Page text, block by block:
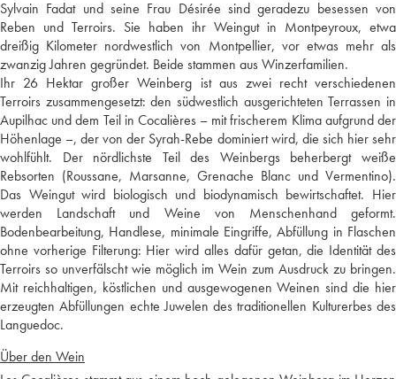
Sylvain Fadat und seine Frau Désirée sind geradezu besessen von
Reben und Terroirs. Sie haben ihr Weingut in Montpeyroux, etwa
dreißig Kilometer nordwestlich von Montpellier, vor etwas mehr als
zwanzig Jahren gegründet. Beide stammen aus Winzerfamilien.
Ihr 26 Hektar großer Weinberg ist aus zwei recht verschiedenen
Terroirs zusammengesetzt: den südwestlich ausgerichteten Terrassen in
Aupilhac und dem Teil in Cocalières – mit frischerem Klima aufgrund der
Höhenlage –, der von der Syrah-Rebe dominiert wird, die sich hier sehr
wohlfühlt. Der nördlichste Teil des Weinbergs beherbergt weiße
Rebsorten (Roussane, Marsanne, Grenache Blanc und Vermentino).
Das Weingut wird biologisch und biodynamisch bewirtschaftet. Hier
werden Landschaft und Weine von Menschenhand geformt.
Bodenbearbeitung, Handlese, minimale Eingriffe, Abfüllung in Flaschen
ohne vorherige Filterung: Hier wird alles dafür getan, die Identität des
Terroirs so unverfälscht wie möglich im Wein zum Ausdruck zu bringen.
Mit reichhaltigen, köstlichen und ausgewogenen Weinen sind die hier
erzeugten Abfüllungen echte Juwelen des traditionellen Kulturerbes des
Languedoc.
Über den Wein